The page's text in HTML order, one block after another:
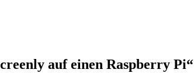
auf einen Raspberry Pi“